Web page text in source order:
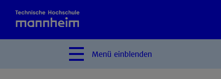
Menü einblenden